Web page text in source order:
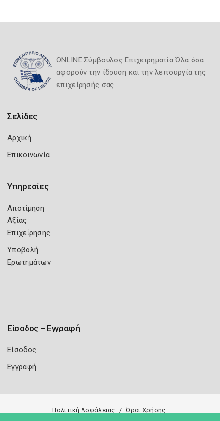
ONLINE Σύμβουλος Επιχειρηματία Όλα όσα
αφορούν την ίδρυση και την λειτουργία της
επιχείρησής σας.
Σελίδες
Αρχική
Επικοινωνία
Υπηρεσίες
Αποτίμηση
Αξίας
Επιχείρησης
Υποβολή
Ερωτημάτων
Είσοδος – Εγγραφή
Είσοδος
Εγγραφή
Πολιτική Ασφάλειας Όροι Χρήσης